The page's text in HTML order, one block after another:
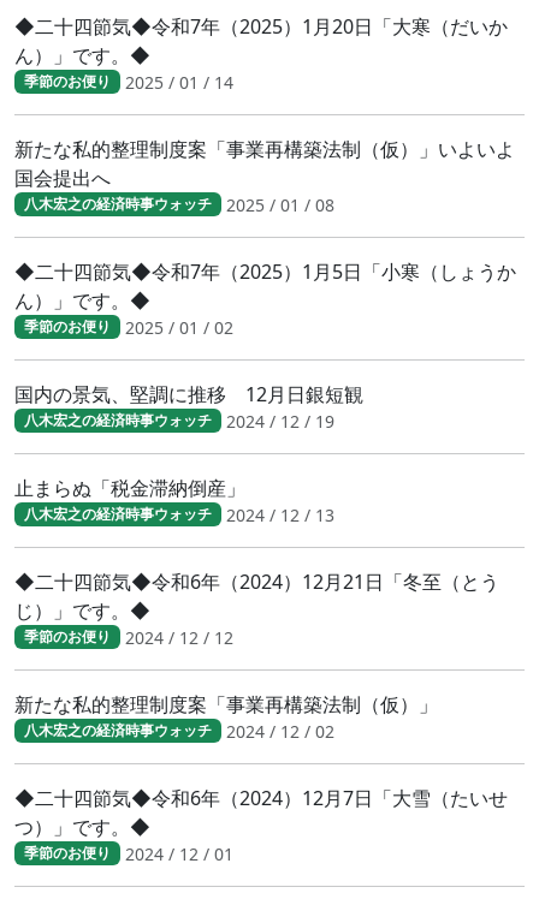
◆二十四節気◆令和7年（2025）1月20日「大寒（だいか
ん）」です。◆
季節のお便り 2025 / 01 / 14
新たな私的整理制度案「事業再構築法制（仮）」いよいよ
国会提出へ
八木宏之の経済時事ウォッチ 2025 / 01 / 08
◆二十四節気◆令和7年（2025）1月5日「小寒（しょうか
ん）」です。◆
季節のお便り 2025 / 01 / 02
国内の景気、堅調に推移 12月日銀短観
八木宏之の経済時事ウォッチ 2024 / 12 / 19
止まらぬ「税金滞納倒産」
八木宏之の経済時事ウォッチ 2024 / 12 / 13
◆二十四節気◆令和6年（2024）12月21日「冬至（とう
じ）」です。◆
季節のお便り 2024 / 12 / 12
新たな私的整理制度案「事業再構築法制（仮）」
八木宏之の経済時事ウォッチ 2024 / 12 / 02
◆二十四節気◆令和6年（2024）12月7日「大雪（たいせ
つ）」です。◆
季節のお便り 2024 / 12 / 01